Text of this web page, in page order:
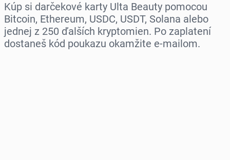
Kúp si darčekové karty Ulta Beauty pomocou
Bitcoin, Ethereum, USDC, USDT, Solana alebo
jednej z 250 ďalších kryptomien. Po zaplatení
dostaneš kód poukazu okamžite e-mailom.